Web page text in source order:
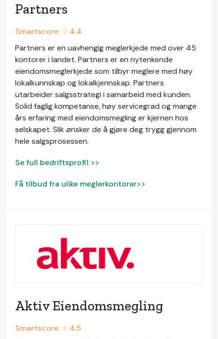
Partners
Smartscore: ☆4.4
Partners er en uavhengig meglerkjede med over 45
kontorer i landet. Partners er en nytenkende
eiendomsmeglerkjede som tilbyr meglere med høy
lokalkunnskap og lokalkjennskap. Partners
utarbeider salgsstrategi i samarbeid med kunden.
Solid faglig kompetanse, høy servicegrad og mange
års erfaring med eiendomsmegling er kjernen hos
selskapet. Slik ønsker de å gjøre deg trygg gjennom
hele salgsprosessen.
Se full bedriftsprofil >>
Få tilbud fra ulike meglerkontorer>>
Aktiv Eiendomsmegling
Smartscore: ☆4.5